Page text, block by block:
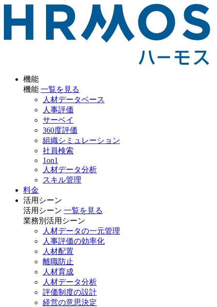
機能
機能 一覧を見る
人材データベース
人事評価
サーベイ
360度評価
組織シミュレーション
社員検索
1on1
人材データ分析
スキル管理
料金
活用シーン
活用シーン 一覧を見る
業務別 活用シーン
人材データの一元管理
人事評価の効率化
人材配置
離職防止
人材育成
人材データ分析
評価制度の設計
経営の意思決定